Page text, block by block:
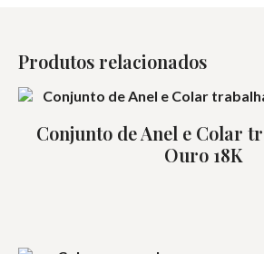
Produtos relacionados
Conjunto de Anel e Colar
Ouro 18K